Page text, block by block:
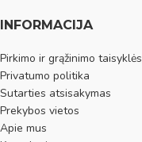
INFORMACIJA
Pirkimo ir grąžinimo taisyklės
Privatumo politika
Sutarties atsisakymas
Prekybos vietos
Apie mus